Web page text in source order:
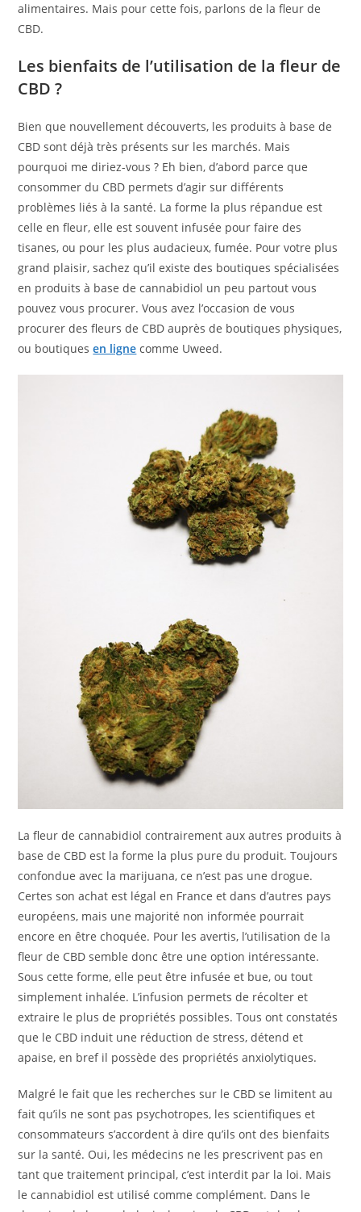
alimentaires. Mais pour cette fois, parlons de la fleur de
CBD.
Les bienfaits de l’utilisation de la fleur de
CBD ?
Bien que nouvellement découverts, les produits à base de
CBD sont déjà très présents sur les marchés. Mais
pourquoi me diriez-vous ? Eh bien, d’abord parce que
consommer du CBD permets d’agir sur différents
problèmes liés à la santé. La forme la plus répandue est
celle en fleur, elle est souvent infusée pour faire des
tisanes, ou pour les plus audacieux, fumée. Pour votre plus
grand plaisir, sachez qu’il existe des boutiques spécialisées
en produits à base de cannabidiol un peu partout vous
pouvez vous procurer. Vous avez l’occasion de vous
procurer des fleurs de CBD auprès de boutiques physiques,
ou boutiquesen ligne comme Uweed.
La fleur de cannabidiol contrairement aux autres produits à
base de CBD est la forme la plus pure du produit. Toujours
confondue avec la marijuana, ce n’est pas une drogue.
Certes son achat est légal en France et dans d’autres pays
européens, mais une majorité non informée pourrait
encore en être choquée. Pour les avertis, l’utilisation de la
fleur de CBD semble donc être une option intéressante.
Sous cette forme, elle peut être infusée et bue, ou tout
simplement inhalée. L’infusion permets de récolter et
extraire le plus de propriétés possibles. Tous ont constatés
que le CBD induit une réduction de stress, détend et
apaise, en bref il possède des propriétés anxiolytiques.
Malgré le fait que les recherches sur le CBD se limitent au
fait qu’ils ne sont pas psychotropes, les scientifiques et
consommateurs s’accordent à dire qu’ils ont des bienfaits
sur la santé. Oui, les médecins ne les prescrivent pas en
tant que traitement principal, c’est interdit par la loi. Mais
le cannabidiol est utilisé comme complément. Dans le